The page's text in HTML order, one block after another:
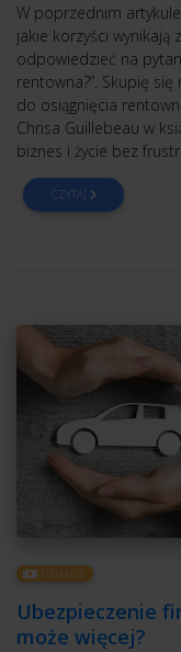
W poprzednim
jakie korzyści wynikają
odpowiedzieć na
rentowna?”. Skupię
do osiągnięcia
Chrisa Guillebeau w
biznes i życie bez
CZYTAJ
FINANSE
Ubezpieczenie
może więcej?